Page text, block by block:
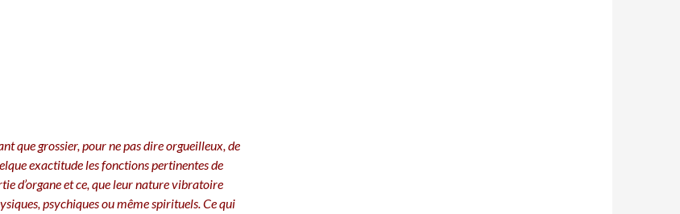
que grossier, pour ne pas dire orgueilleux, de
exactitude les fonctions pertinentes de
d’organe et ce, que leur nature vibratoire
psychiques ou même spirituels. Ce qui